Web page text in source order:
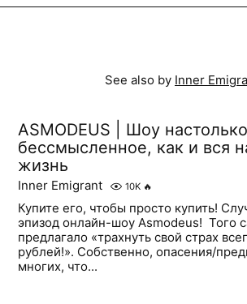
See also by Inner
ASMODEUS | Шоу
бессмысленное, как и вся
жизнь
Inner Emigrant 10K 🔥
Купите его, чтобы просто купить!
эпизод онлайн-шоу Asmodeus! ​ Того
предлагало «трахнуть свой страх
рублей!». Собственно, опасения/
многих, что...